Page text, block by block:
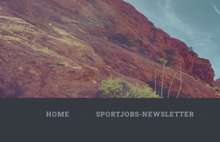
HOME SPORTJOBS-NEWSLETTER